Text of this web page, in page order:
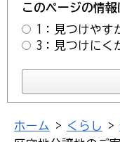
このページの情
1：見つけやす
3：見つけにく
ホーム > くらし >